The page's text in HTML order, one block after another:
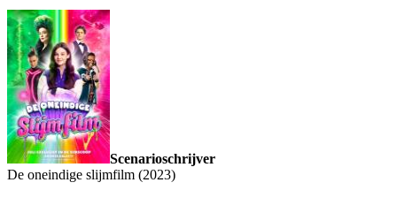
Scenarioschrijver
De oneindige slijmfilm (2023)